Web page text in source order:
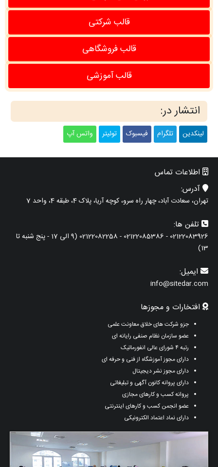
قالب شرکتی
قالب فروشگاهی
قالب آموزشی
انتشار در:
لینکدین تلگرام فیسبوک توئیتر واتس آپ
اطلاعات تماس
آدرس:
تهران، سعادت آباد، چهار راه سرو، کوچه آریا، پلاک 4، طبقه 4، واحد 7
تلفن ها:
02122083926 - 02122085386 - 02122082258 (9 الی 17 - پنج شنبه تا
13)
ایمیل:
info@sitedar.com
افتخارات و مجوزها
جزو شرکت های خلاق معاونت علمی
عضو سازمان نظام صنفی رایانه ای
رتبه ۴ شورای عالی انفورماتیک
دارای مجوز آموزشگاه از فنی و حرفه ای
دارای مجوز نشر دیجیتال
دارای پروانه کانون آگهی و تبلیغاتی
پروانه کسب و کارهای مجازی
عضو انجمن کسب و کارهای اینترنتی
دارای نماد اعتماد الکترونیکی